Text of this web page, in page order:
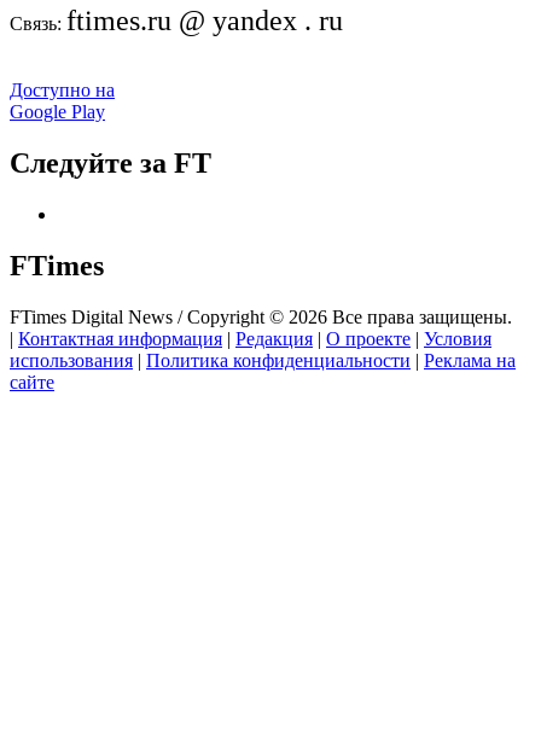
Связь: ftimes.ru @ yandex . ru
Доступно на
Google Play
Следуйте за FT
FTimes
FTimes Digital News / Copyright © 2026 Все права защищены.
| Контактная информация | Редакция | О проекте | Условия
использования | Политика конфиденциальности | Реклама на
сайте